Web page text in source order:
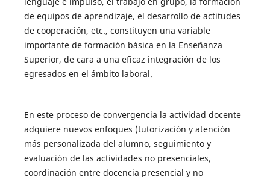
de equipos de aprendizaje, el desarrollo de actitudes
de cooperación, etc., constituyen una variable
importante de formación básica en la Enseñanza
Superior, de cara a una eficaz integración de los
egresados en el ámbito laboral.
En este proceso de convergencia la actividad docente
adquiere nuevos enfoques (tutorización y atención
más personalizada del alumno, seguimiento y
evaluación de las actividades no presenciales,
coordinación entre docencia presencial y no